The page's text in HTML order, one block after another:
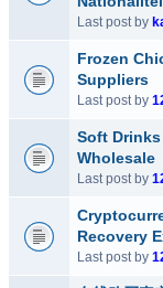
Last post by
Frozen
Suppliers
Last post by
Soft
Wholesale
Last post by
Recovery
Last post by